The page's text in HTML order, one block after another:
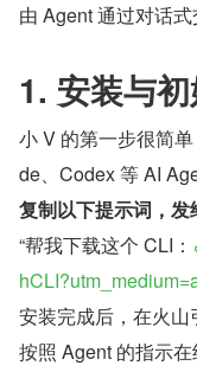
由 Agent 通过对话式
1. 安装与
小 V 的第一步很简
de、Codex 等 AI
复制以下提示词，发
“帮我下载这个 CLI：
安装完成后，在火山
按照 Agent 的指示